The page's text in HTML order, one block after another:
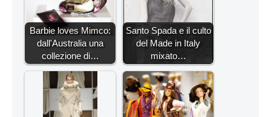
Barbie loves Mimco:
dall'Australia una
collezione di…
Santo Spada e il culto
del Made in Italy
mixato…